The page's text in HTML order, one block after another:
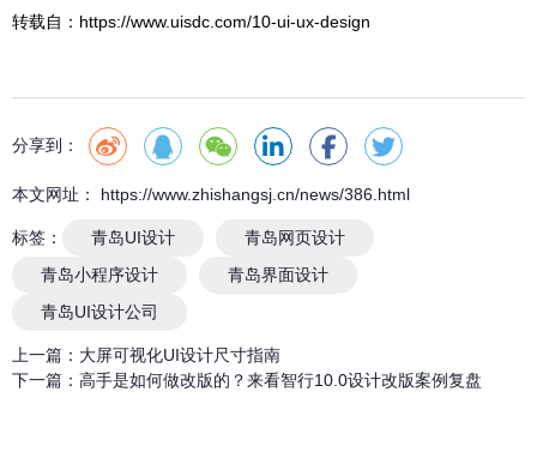
转载自：https://www.uisdc.com/10-ui-ux-design
分享到：
本文网址： https://www.zhishangsj.cn/news/386.html
标签： 青岛UI设计
青岛网页设计
青岛小程序设计
青岛界面设计
青岛UI设计公司
上一篇： 大屏可视化UI设计尺寸指南
下一篇： 高手是如何做改版的？来看智行10.0设计改版案例复盘